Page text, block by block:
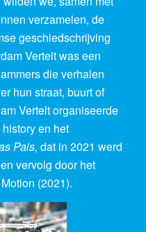
verzamelen, de
geschiedschrijving
Vertelt was een
die verhalen
hun straat, buurt of
Vertelt organiseerde
en het
Pais, dat in 2021 werd
vervolg door het
(2021).